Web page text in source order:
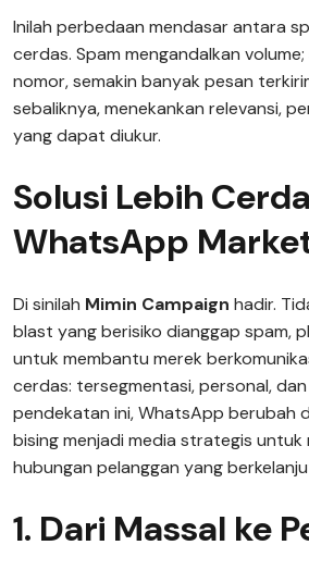
Inilah perbedaan mendasar antara
cerdas. Spam mengandalkan
nomor, semakin banyak pesan
sebaliknya, menekankan relevansi,
yang dapat diukur.
Solusi Lebih
WhatsApp
Di sinilah Mimin Campaign hadir.
blast yang berisiko dianggap spam,
untuk membantu merek
cerdas: tersegmentasi, personal,
pendekatan ini, WhatsApp berubah
bising menjadi media strategis untuk
hubungan pelanggan yang
1. Dari Massal ke